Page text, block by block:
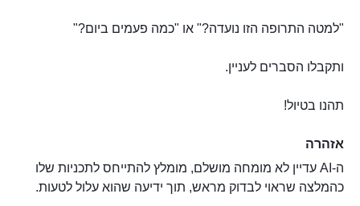
"למטה התרופה הזו נועדה?" או "כמה פעמים ביום?"
ותקבלו הסברים לעניין.
תהנו בטיול!
אזהרה
ה-AI עדיין לא מומחה מושלם, מומלץ להתייחס לתכניות שלו
כהמלצה שראוי לבדוק מראש, תוך ידיעה שהוא עלול לטעות.